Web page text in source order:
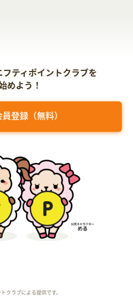
フティポイントクラブを
めよう！
登録（無料）
クラブによる提供です。